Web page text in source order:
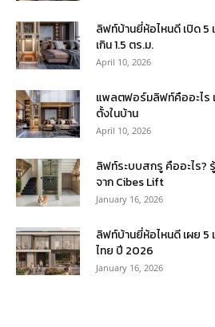
ลิฟท์บ้านยี่ห้อไหนดี เปิด 5
เกิน 1.5 ตร.ม.
April 10, 2026
แพลตฟอร์มลิฟท์คืออะไร
ตั้งในบ้าน
April 10, 2026
ลิฟท์ระบบสกรู คืออะไร?
จาก Cibes Lift
January 16, 2026
ลิฟท์บ้านยี่ห้อไหนดี เผย
ไทย ปี 2026
January 16, 2026